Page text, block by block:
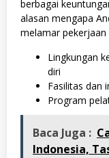
berbagai
alasan mengapa
melamar pekerjaan
Lingkungan
diri
Fasilitas dan
Program
Baca Juga :
Indonesia,